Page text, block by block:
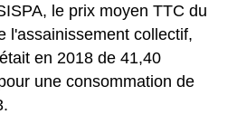
le prix moyen TTC du
l'assainissement collectif,
en 2018 de 41,40
une consommation de